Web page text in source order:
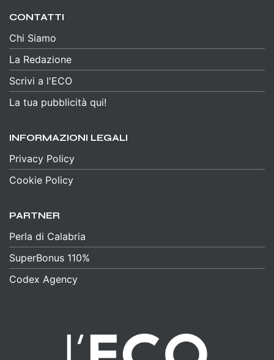
CONTATTI
Chi Siamo
La Redazione
Scrivi a l'ECO
La tua pubblicità qui!
INFORMAZIONI LEGALI
Privacy Policy
Cookie Policy
PARTNER
Perla di Calabria
SuperBonus 110%
Codex Agency